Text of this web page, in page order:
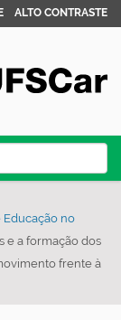
ALTO CONTRASTE
no
e a formação dos
frente à